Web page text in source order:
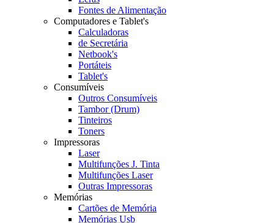
Fontes de Alimentação
Computadores e Tablet's
Calculadoras
de Secretária
Netbook's
Portáteis
Tablet's
Consumíveis
Outros Consumíveis
Tambor (Drum)
Tinteiros
Toners
Impressoras
Laser
Multifunções J. Tinta
Multifunções Laser
Outras Impressoras
Memórias
Cartões de Memória
Memórias Usb